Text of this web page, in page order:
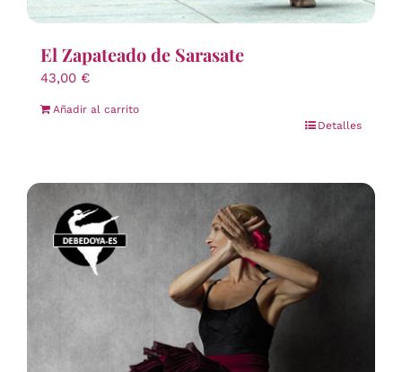
El Zapateado de Sarasate
43,00 €
Añadir al carrito
Detalles